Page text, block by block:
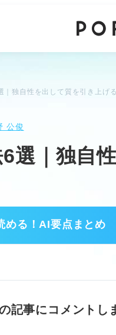
｜独自性を出して質を引き上げ
公俊
選｜独自
める！AI要点まとめ
の熱意が評価される。
へ展開し、読みやすさ
記事にコメントし